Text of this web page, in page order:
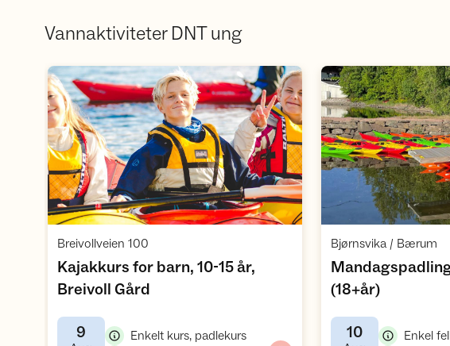
Vannaktiviteter DNT ung
Åpne aktivitet
Breivollveien 100,
Kajakkurs for barn, 10-15 år,
Breivoll Gård,
9 Enkelt kurs, padlekurs,
Bjørnsvika / Bærum,
(18+år),
10 Enkel